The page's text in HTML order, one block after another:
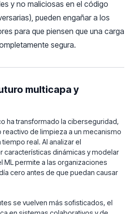
y no maliciosas en el código
pueden engañar a los
para que piensen que una carga
segura.
multicapa y
ha transformado la ciberseguridad,
de limpieza a un mecanismo
real. Al analizar el
características dinámicas y modelar
ML permite a las organizaciones
cero antes de que puedan causar
se vuelven más sofisticados, el